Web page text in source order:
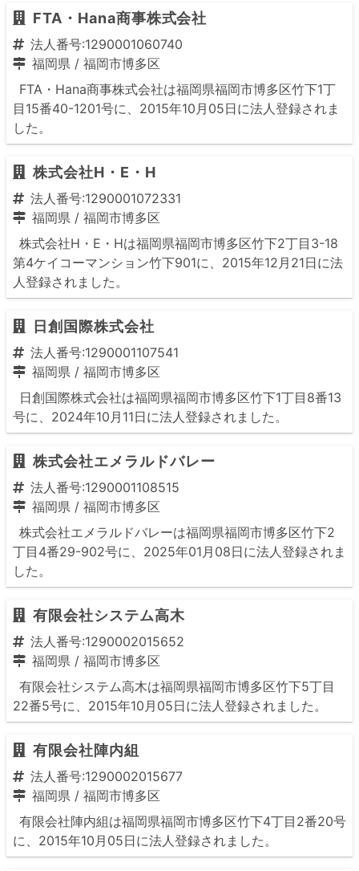
FTA・Hana商事株式会社
法人番号:1290001060740
福岡県 / 福岡市博多区
FTA・Hana商事株式会社は福岡県福岡市博多区竹下1丁
目15番40-1201号に、2015年10月05日に法人登録されま
した。
株式会社H・E・H
法人番号:1290001072331
福岡県 / 福岡市博多区
株式会社H・E・Hは福岡県福岡市博多区竹下2丁目3-18
第4ケイコーマンション竹下901に、2015年12月21日に法
人登録されました。
日創国際株式会社
法人番号:1290001107541
福岡県 / 福岡市博多区
日創国際株式会社は福岡県福岡市博多区竹下1丁目8番13
号に、2024年10月11日に法人登録されました。
株式会社エメラルドバレー
法人番号:1290001108515
福岡県 / 福岡市博多区
株式会社エメラルドバレーは福岡県福岡市博多区竹下2
丁目4番29-902号に、2025年01月08日に法人登録されま
した。
有限会社システム高木
法人番号:1290002015652
福岡県 / 福岡市博多区
有限会社システム高木は福岡県福岡市博多区竹下5丁目
22番5号に、2015年10月05日に法人登録されました。
有限会社陣内組
法人番号:1290002015677
福岡県 / 福岡市博多区
有限会社陣内組は福岡県福岡市博多区竹下4丁目2番20号
に、2015年10月05日に法人登録されました。